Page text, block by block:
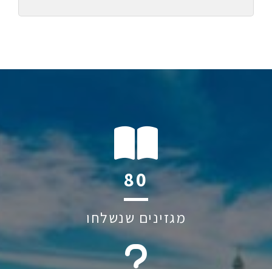
119
מגזינים שנשלחו